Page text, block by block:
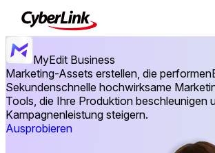
MyEdit Business
Marketing-Assets erstellen, die performen
Sekundenschnelle hochwirksame
Tools, die Ihre Produktion beschleunigen
Kampagnenleistung steigern.
Ausprobieren